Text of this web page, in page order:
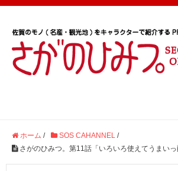
ホーム / SOS CAHANNEL /
さがのひみつ。第11話「いろいろ使えてうまい